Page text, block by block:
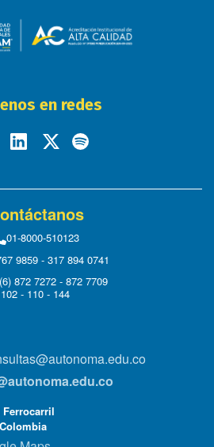
en redes
01-8000-510123
9859 - 317 894 0741
872 7272 - 872 7709
- 110 - 144